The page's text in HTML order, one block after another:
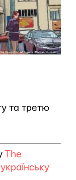
та третю
The